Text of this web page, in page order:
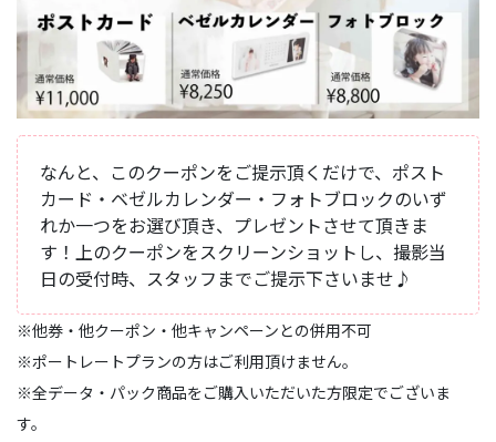
なんと、このクーポンをご提示頂くだけで、ポスト
カード・ベゼルカレンダー・フォトブロックのいず
れか一つをお選び頂き、プレゼントさせて頂きま
す！上のクーポンをスクリーンショットし、撮影当
日の受付時、スタッフまでご提示下さいませ♪
※他券・他クーポン・他キャンペーンとの併用不可
※ポートレートプランの方はご利用頂けません。
※全データ・パック商品をご購入いただいた方限定でございま
す。